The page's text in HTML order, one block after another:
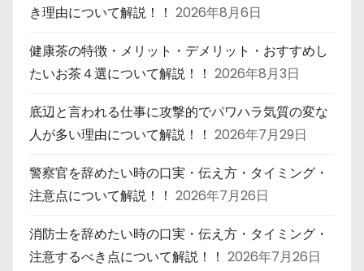
き理由について解説！！ 2026年8月6日
健康茶の特徴・メリット・デメリット・おすすめし
たいお茶４選について解説！！ 2026年8月3日
底辺と言われる仕事に攻撃的でパワハラ気質の変な
人が多い理由について解説！！ 2026年7月29日
警察官を辞めたい時の口実・伝え方・タイミング・
注意点について解説！！ 2026年7月26日
消防士を辞めたい時の口実・伝え方・タイミング・
注意するべき点について解説！！ 2026年7月26日